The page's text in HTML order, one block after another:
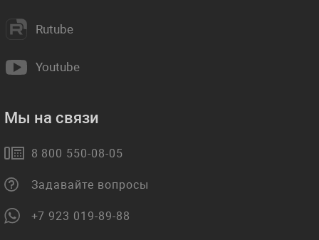
Rutube
Youtube
Мы на связи
8 800 550-08-05
Задавайте вопросы
+7 923 019-89-88